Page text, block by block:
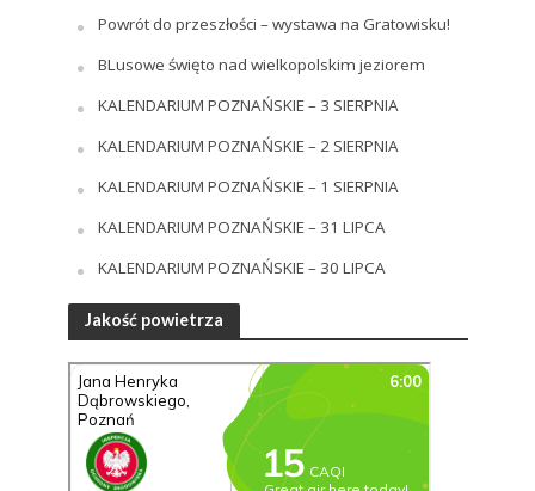
Powrót do przeszłości – wystawa na Gratowisku!
BLusowe święto nad wielkopolskim jeziorem
KALENDARIUM POZNAŃSKIE – 3 SIERPNIA
KALENDARIUM POZNAŃSKIE – 2 SIERPNIA
KALENDARIUM POZNAŃSKIE – 1 SIERPNIA
KALENDARIUM POZNAŃSKIE – 31 LIPCA
KALENDARIUM POZNAŃSKIE – 30 LIPCA
Jakość powietrza